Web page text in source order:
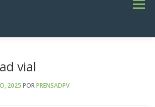
Menú
GENERALES- OBRAS VIALES
vial
2025 PORPRENSADPV